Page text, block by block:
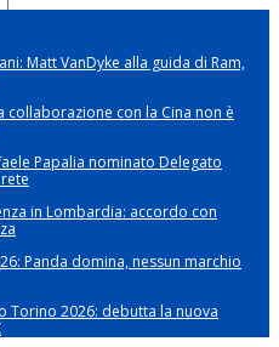
Matt VanDyke alla guida di Ram,
collaborazione con la Cina non è
Papalia nominato Delegato
in Lombardia: accordo con
Panda domina, nessun marchio
Torino 2026: debutta la nuova